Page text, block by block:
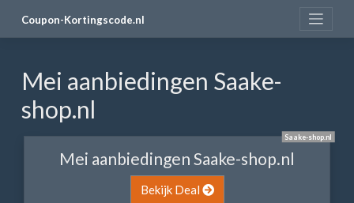
Coupon-Kortingscode.nl
Mei aanbiedingen Saake-
shop.nl
Saake-shop.nl
Mei aanbiedingen Saake-shop.nl
Bekijk Deal